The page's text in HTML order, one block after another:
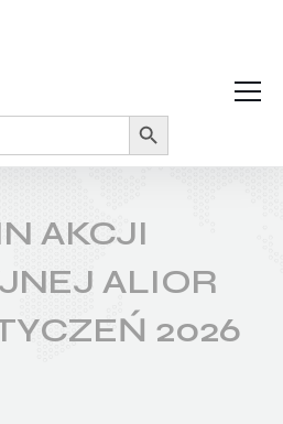
Wiedzy
promocyjne
Search Button
AKCJI
ALIOR
2026